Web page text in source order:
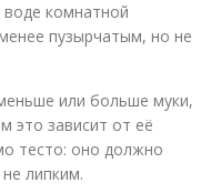
воде комнатной
пузырчатым, но не
или больше муки,
это зависит от её
тесто: оно должно
липким.